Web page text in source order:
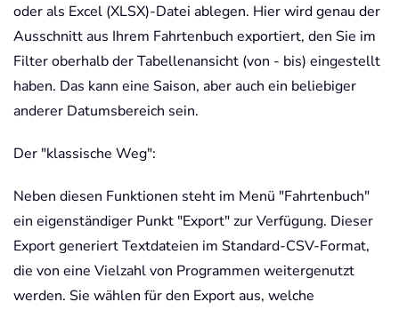
oder als Excel (XLSX)-Datei ablegen. Hier wird genau der
Ausschnitt aus Ihrem Fahrtenbuch exportiert, den Sie im
Filter oberhalb der Tabellenansicht (von - bis) eingestellt
haben. Das kann eine Saison, aber auch ein beliebiger
anderer Datumsbereich sein.
Der "klassische Weg":
Neben diesen Funktionen steht im Menü "Fahrtenbuch"
ein eigenständiger Punkt "Export" zur Verfügung. Dieser
Export generiert Textdateien im Standard-CSV-Format,
die von eine Vielzahl von Programmen weitergenutzt
werden. Sie wählen für den Export aus, welche